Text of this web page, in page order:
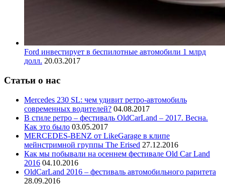
Ford инвестирует в беспилотные автомобили 1 млрд
долл. 20.03.2017
Статьи о нас
Mercedes 230 SL: чем удивит ретро-автомобиль
современных водителей? 04.08.2017
В стиле ретро – фестиваль OldCarLand – 2017. Весна.
Как это было 03.05.2017
MERCEDES-BENZ от LikeGarage в клипе
мейнстримной группы The Erised 27.12.2016
Как мы побывали на осеннем фестивале Old Car Land
2016 04.10.2016
OldCarLand 2016 – фестиваль автомобильного раритета
28.09.2016